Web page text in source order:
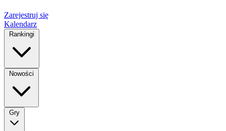
Zarejestruj się
Kalendarz
Rankingi
Nowości
Gry